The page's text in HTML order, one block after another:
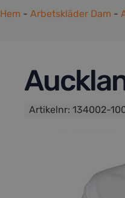
Hem - Arbetskläder Dam -
Artikelnr: 134002-